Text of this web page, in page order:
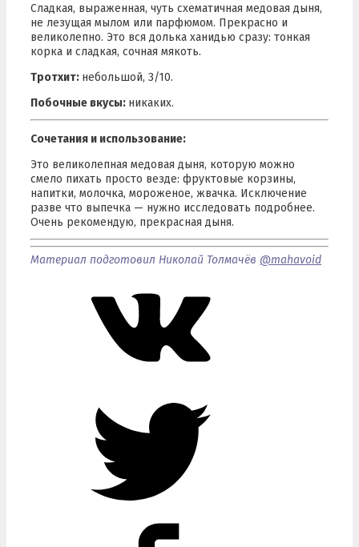
Сладкая, выраженная, чуть схематичная медовая дыня,
не лезущая мылом или парфюмом. Прекрасно и
великолепно. Это вся долька ханидью сразу: тонкая
корка и сладкая, сочная мякоть.
Тротхит: небольшой, 3/10.
Побочные вкусы: никаких.
Сочетания и использование:
Это великолепная медовая дыня, которую можно
смело пихать просто везде: фруктовые корзины,
напитки, молочка, мороженое, жвачка. Исключение
разве что выпечка — нужно исследовать подробнее.
Очень рекомендую, прекрасная дыня.
Материал подготовил Николай Толмачёв @mahavoid